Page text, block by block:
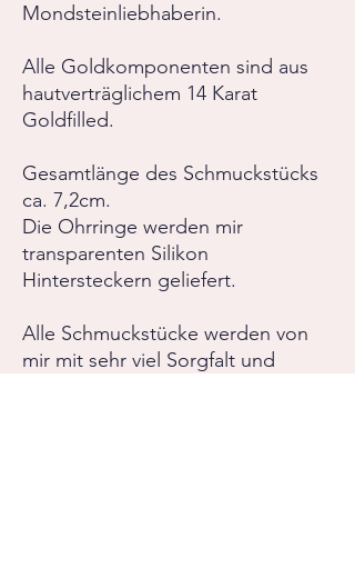
Mondsteinliebhaberin.
Alle Goldkomponenten sind aus
hautverträglichem 14 Karat
Goldfilled.
Gesamtlänge des Schmuckstücks
ca. 7,2cm.
Die Ohrringe werden mir
transparenten Silikon
Hintersteckern geliefert.
Alle Schmuckstücke werden von
mir mit sehr viel Sorgfalt und